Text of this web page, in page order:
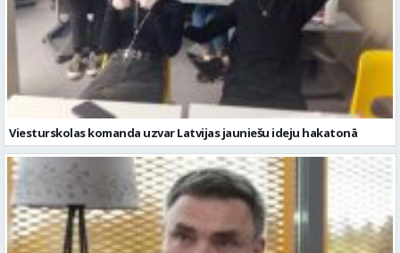
Viesturskolas komanda uzvar Latvijas jauniešu ideju hakatonā